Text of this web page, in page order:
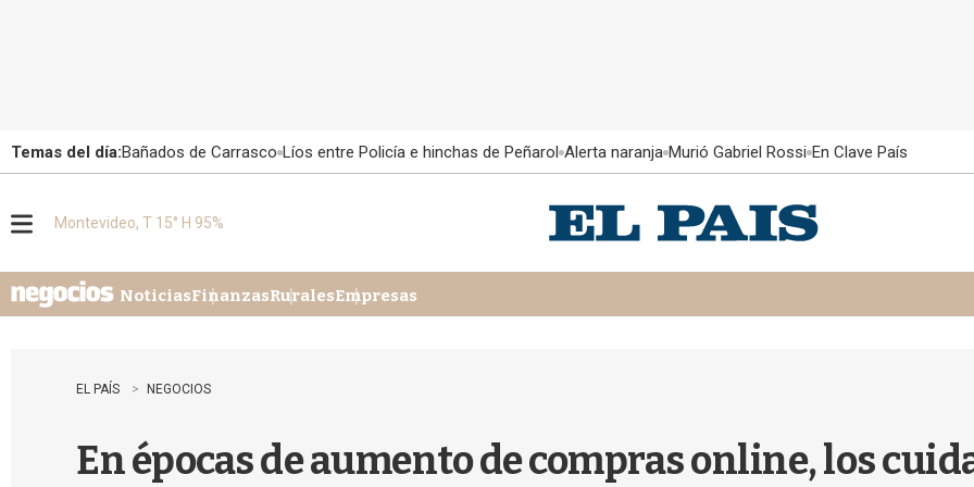
Temas del día:Bañados de Carrasco Líos entre Policía e hinchas de Peñarol Alerta naranja Murió Gabriel Rossi En Clave País
u
Montevideo, T 15° H 95%
NoticiasFinanzasRuralesEmpresas
EL PAÍS NEGOCIOS
En épocas de aumento de compras online, los